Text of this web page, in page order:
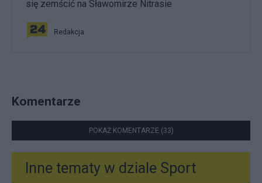
się zemścić na Sławomirze Nitrasie
Redakcja
Komentarze
POKAŻ KOMENTARZE (33)
Inne tematy w dziale Sport